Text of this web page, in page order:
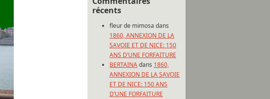
récents
fleur de mimosa dans
1860, ANNEXION DE LA
SAVOIE ET DE NICE: 150
ANS D’UNE FORFAITURE
BERTAINAdans 1860,
ANNEXION DE LA SAVOIE
ET DE NICE: 150 ANS
D’UNE FORFAITURE